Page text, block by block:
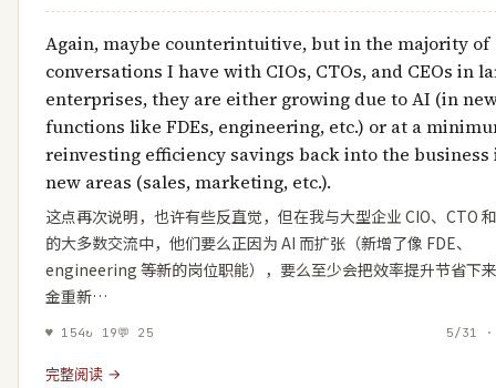
Again, maybe counterintuitive, but in the majority of
conversations I have with CIOs, CTOs, and CEOs in
enterprises, they are either growing due to AI (in
functions like FDEs, engineering, etc.) or at a
reinvesting efficiency savings back into the business
new areas (sales, marketing, etc.).
这点再次说明，也许有些反直觉，但在我与大型企业 CIO、CTO
的大多数交流中，他们要么正因为 AI 而扩张（新增了像 FDE、
engineering 等新的岗位职能），要么至少会把效率提升节省下
金重新…
♥ 154↻ 19💬 25 5/31
完整阅读 →